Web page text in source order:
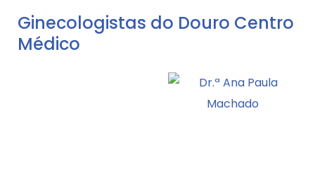
Ginecologistas do Douro Centro
Médico